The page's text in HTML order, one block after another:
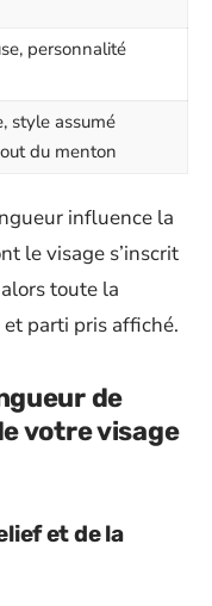
personnalité
style assumé
du menton
influence la
le visage s’inscrit
toute la
parti pris affiché.
de
votre visage
et de la